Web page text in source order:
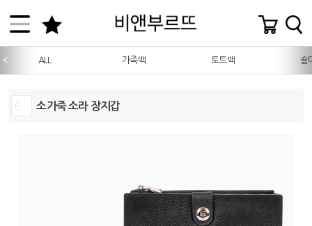
ALL 가죽백 토트백 숄
소가죽 소라 장지갑